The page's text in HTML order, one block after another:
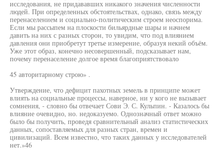
исследования, не придававших никакого значения численности
людей. При определенных обстоятельствах, однако, связь между
перенаселением и социально-политическим строем неоспорима.
Если мы рассыпем на плоскости бильярдные шары и начнем
давить на них с разных сторон, то увидим, что под влиянием
давления они приобретут третье измерение, образуя некий объём.
Уже этот образ, конечно несовершенный, подсказывает нам,
почему перенаселение долгое время благоприятствовало
45 авторитарному строю» .
Утверждение, что дефицит пахотных земель в принципе может
влиять на социальные процессы, наверное, ни у кого не вызывает
сомнения, - словно бы отвечает Сови Э. С. Кульпин. - Казалось бы
влияние очевидно, но. недоказуемо. Однозначный ответ можно
было бы получить, проведя сравнительный анализ статистических
данных, сопоставляемых для разных стран, времен и
цивилизаций. Всем известно, что таких данных у исследователей
нет.»46